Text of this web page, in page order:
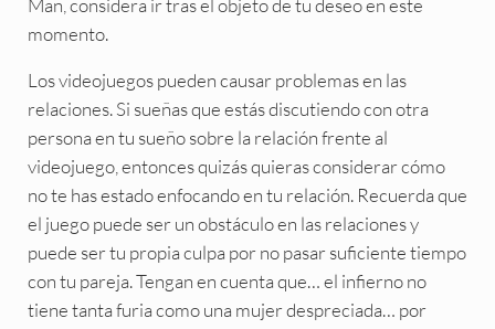
momento.
Los videojuegos pueden causar problemas en las
relaciones. Si sueñas que estás discutiendo con otra
persona en tu sueño sobre la relación frente al
videojuego, entonces quizás quieras considerar cómo
no te has estado enfocando en tu relación. Recuerda que
el juego puede ser un obstáculo en las relaciones y
puede ser tu propia culpa por no pasar suficiente tiempo
con tu pareja. Tengan en cuenta que… el infierno no
tiene tanta furia como una mujer despreciada… por